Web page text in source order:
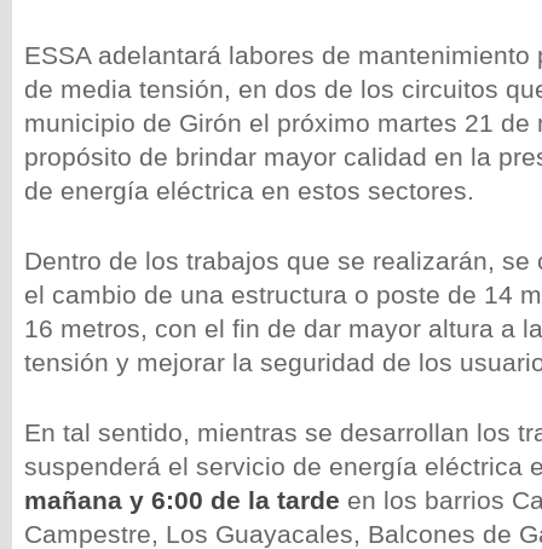
ESSA adelantará labores de mantenimiento
de media tensión, en dos de los circuitos
municipio de Girón el próximo martes 21 de
propósito de brindar mayor calidad en la
de energía eléctrica en estos sectores.
Dentro de los trabajos que se realizarán, se
el cambio de una estructura o poste de 14
16 metros, con el fin de dar mayor altura a
tensión y mejorar la seguridad de los
En tal sentido, mientras se desarrollan los
suspenderá el servicio de energía eléctrica
mañana y 6:00 de la tarde en los barrios
Campestre, Los Guayacales, Balcones de
wp-
wp-